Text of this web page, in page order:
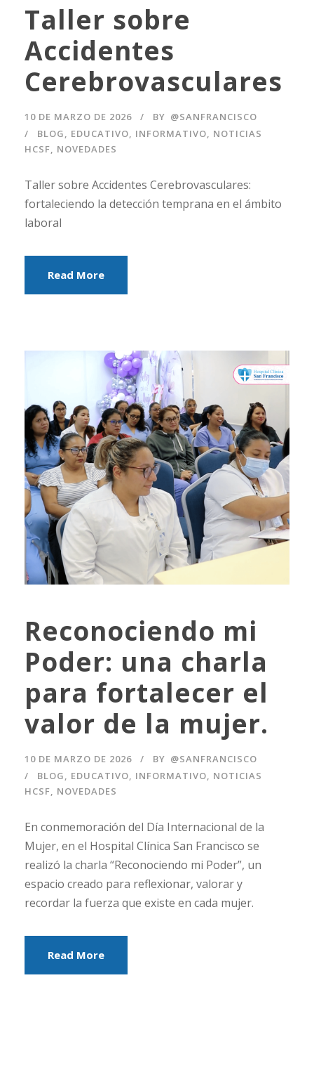
Taller sobre
Accidentes
Cerebrovasculares
10 DE MARZO DE 2026 BY @SANFRANCISCO
BLOG
EDUCATIVO INFORMATIVO
NOTICIAS
HCSF
NOVEDADES
Taller sobre Accidentes Cerebrovasculares:
fortaleciendo la detección temprana en el ámbito
laboral
Read More
Reconociendo mi
Poder: una charla
para fortalecer el
valor de la mujer.
10 DE MARZO DE 2026 BY @SANFRANCISCO
BLOG, EDUCATIVO, INFORMATIVO, NOTICIAS
HCSF, NOVEDADES
En conmemoración del Día Internacional de la
Mujer, en el Hospital Clínica San Francisco se
realizó la charla “Reconociendo mi Poder”, un
espacio creado para reflexionar, valorar y
recordar la fuerza que existe en cada mujer.
Read More